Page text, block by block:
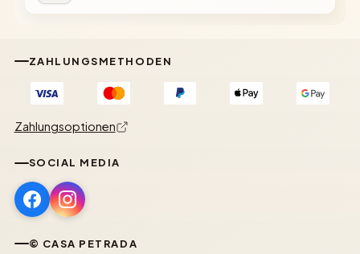
ZAHLUNGSMETHODEN
Zahlungsoptionen
SOCIAL MEDIA
© CASA PETRADA